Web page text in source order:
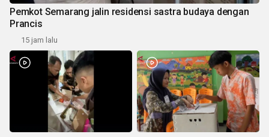
Pemkot Semarang jalin residensi sastra budaya dengan
Prancis
15 jam lalu